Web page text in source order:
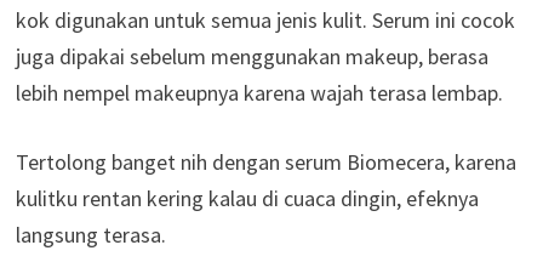
kok digunakan untuk semua jenis kulit. Serum ini cocok
juga dipakai sebelum menggunakan makeup, berasa
lebih nempel makeupnya karena wajah terasa lembap.
Tertolong banget nih dengan serum Biomecera, karena
kulitku rentan kering kalau di cuaca dingin, efeknya
langsung terasa.